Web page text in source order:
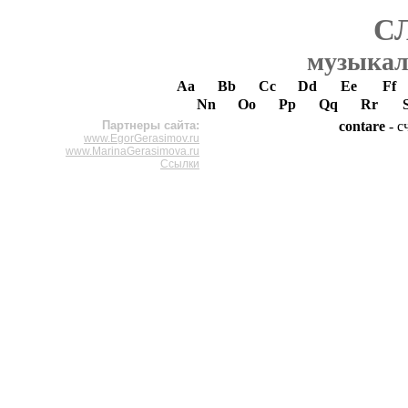
Aa Bb Cc Dd Ee
Ff
Nn
Oo Pp Qq Rr
Партнеры сайта:
www.EgorGerasimov.ru
www.MarinaGerasimova.ru
Ссылки
contare -